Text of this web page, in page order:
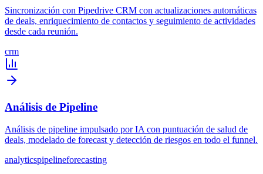
Sincronización con Pipedrive CRM con actualizaciones automáticas
de deals, enriquecimiento de contactos y seguimiento de actividades
desde cada reunión.
crm
Análisis de Pipeline
Análisis de pipeline impulsado por IA con puntuación de salud de
deals, modelado de forecast y detección de riesgos en todo el funnel.
analyticspipelineforecasting